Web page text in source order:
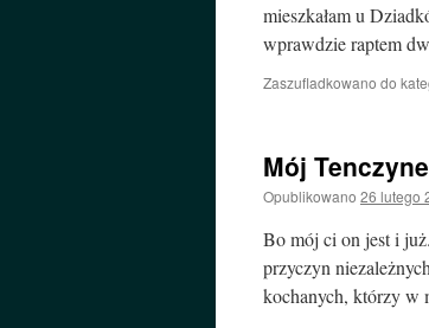
mieszkałam u
wprawdzie raptem
Zaszufladkowano do
Mój
Opublikowano 26 lutego
Bo mój ci on jest i
przyczyn
kochanych, którzy w